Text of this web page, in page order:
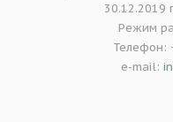
30.12.2019
Режим
Телефон:
e-mail: